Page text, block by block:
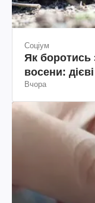
Соціум
Як боротись
восени:
Вчора